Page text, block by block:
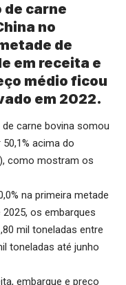
carne
no
de
em receita e
médio ficou
em 2022.
de carne bovina somou
acima do
como mostram os
na primeira metade
os embarques
mil toneladas entre
toneladas até junho
embarque e preço